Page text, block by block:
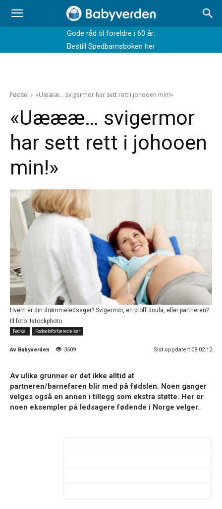
Gode råd til foreldre i 60 år:
Bestill Spedbarnsboken her
Fødsel «Uæææ... svigermor har sett rett i johooen min!»
«Uæææ… svigermor
har sett rett i johooen
min!»
Hvem er din drømmeledsager? Svigermor, en proff doula, eller partneren?
Ill.foto: Istockphoto
Fødsel
Fødselsforberedelser
Av Babyverden 3509 Sist oppdatert 08.02.12
Av ulike grunner er det ikke alltid at
partneren/barnefaren blir med på fødslen. Noen ganger
velges også en annen i tillegg som ekstra støtte. Her er
noen eksempler på ledsagere fødende i Norge velger.